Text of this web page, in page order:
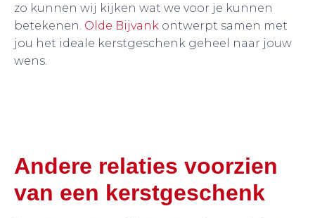
zo kunnen wij kijken wat we voor je kunnen
betekenen. Olde Bijvank ontwerpt samen met
jou het ideale kerstgeschenk geheel naar jouw
wens.
Andere relaties voorzien
van een kerstgeschenk